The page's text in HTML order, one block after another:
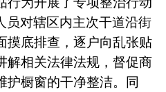
员对辖区内主次干道沿街
摸底排查，逐户向乱张贴
解相关法律法规，督促商
护橱窗的干净整洁。同